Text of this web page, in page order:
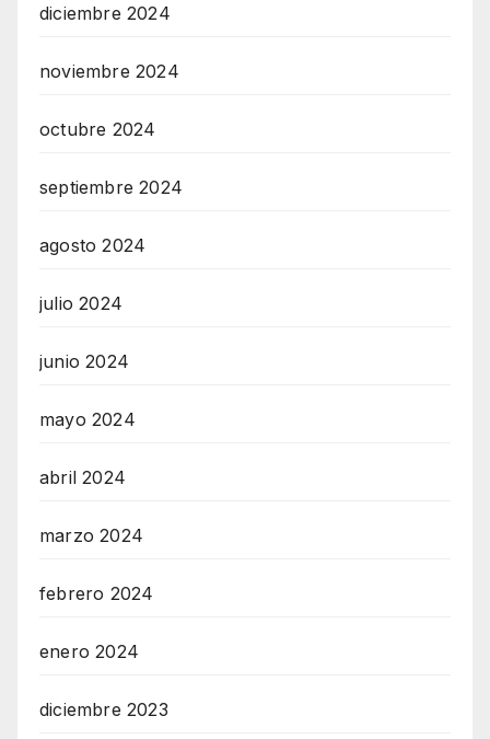
diciembre 2024
noviembre 2024
octubre 2024
septiembre 2024
agosto 2024
julio 2024
junio 2024
mayo 2024
abril 2024
marzo 2024
febrero 2024
enero 2024
diciembre 2023